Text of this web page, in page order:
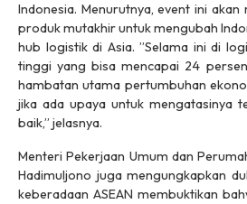
Indonesia. Menurutnya, event ini
produk mutakhir untuk mengubah
hub logistik di Asia. ”Selama ini di
tinggi yang bisa mencapai 24
hambatan utama pertumbuhan
jika ada upaya untuk mengatasinya
baik,” jelasnya.
Menteri Pekerjaan Umum dan
Hadimuljono juga mengungkapkan
keberadaan ASEAN membuktikan